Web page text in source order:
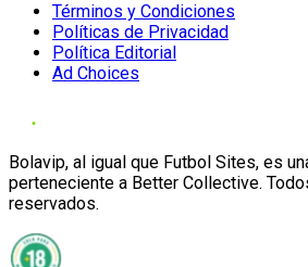
Términos y Condiciones
Políticas de Privacidad
Política Editorial
Ad Choices
Bolavip, al igual que Futbol Sites, es
perteneciente a Better Collective.
reservados.